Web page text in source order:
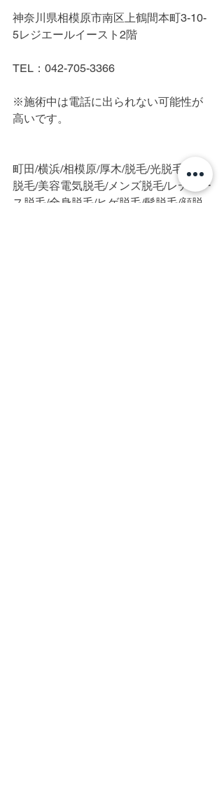
神奈川県相模原市南区上鶴間本町3-10-
5レジエールイースト2階
TEL：042-705-3366
※施術中は電話に出られない可能性が
高いです。
町田/横浜/相模原/厚木/脱毛/光脱毛/IPL
脱毛/美容電気脱毛/メンズ脱毛/レディー
ス脱毛/全身脱毛/ヒゲ脱毛/髭脱毛/顔脱